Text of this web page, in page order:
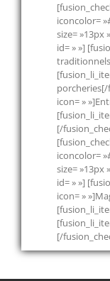
iconcolor=
size= »13px
id= » »]
icon= »
[/
iconcolor=
size= »13px
id= » »]
icon= »
[/